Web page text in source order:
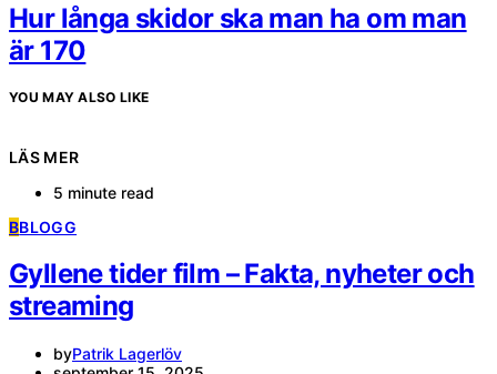
Hur långa skidor ska man ha om man
är 170
YOU MAY ALSO LIKE
LÄS MER
5 minute read
BBLOGG
Gyllene tider film – Fakta, nyheter och
streaming
byPatrik Lagerlöv